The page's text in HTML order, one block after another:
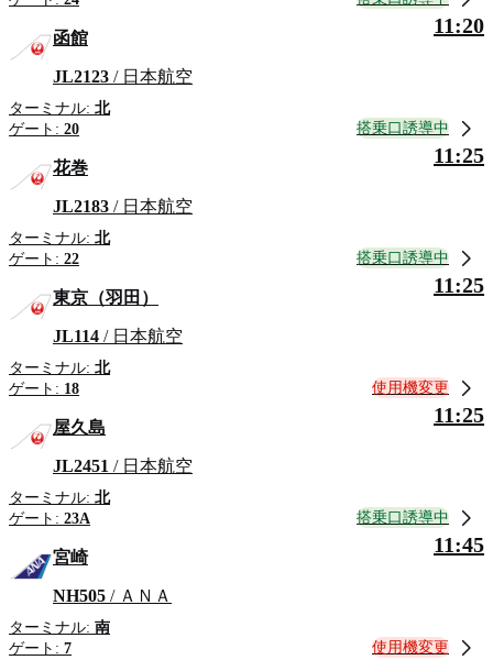
函館
JL2123 / 日本航空
ターミナル: 北
ゲート: 20
11:20
搭乗口誘導中
花巻
JL2183 / 日本航空
ターミナル: 北
ゲート: 22
11:25
搭乗口誘導中
東京（羽田）
JL114 / 日本航空
ターミナル: 北
ゲート: 18
11:25
使用機変更
屋久島
JL2451 / 日本航空
ターミナル: 北
ゲート: 23A
11:25
搭乗口誘導中
宮崎
NH505 / ＡＮＡ
ターミナル: 南
ゲート: 7
11:45
使用機変更